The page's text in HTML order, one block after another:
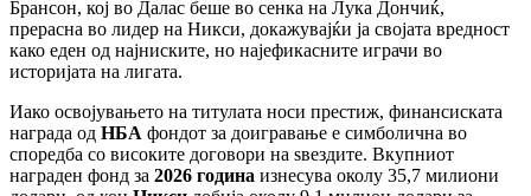
Брансон, кој во Далас беше во сенка на Лука Дончиќ,
прерасна во лидер на Никси, докажувајќи ја својата вредност
како еден од најниските, но најефикасните играчи во
историјата на лигата.
Иако освојувањето на титулата носи престиж, финансиската
награда од НБА фондот за доигравање е симболична во
споредба со високите договори на ѕвездите. Вкупниот
награден фонд за 2026 година изнесува околу 35,7 милиони